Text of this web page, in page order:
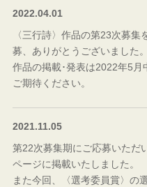
2022.04.01
〈三行詩〉作品の第23次募
募、ありがとうございました。
作品の掲載･発表は2022年5
ご期待ください。
2021.11.05
第22次募集期にご応募いただ
ページに掲載いたしました。
また今回、〈選考委員賞〉の